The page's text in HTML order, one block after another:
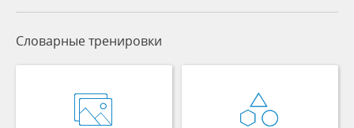
Словарные тренировки